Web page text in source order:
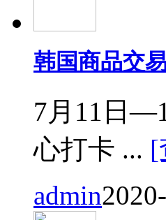
韩国商品交
7月11日
心打卡 ... [
admin